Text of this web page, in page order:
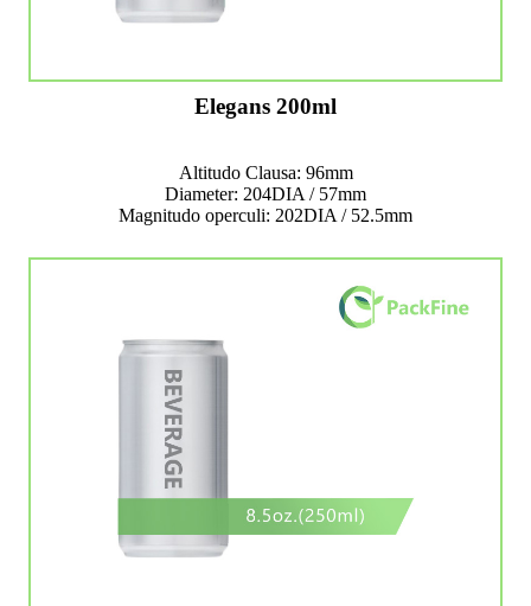
Elegans 200ml
Altitudo Clausa: 96mm
Diameter: 204DIA / 57mm
Magnitudo operculi: 202DIA / 52.5mm